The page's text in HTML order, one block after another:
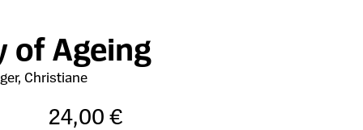
of Ageing
Christiane
24,00 €